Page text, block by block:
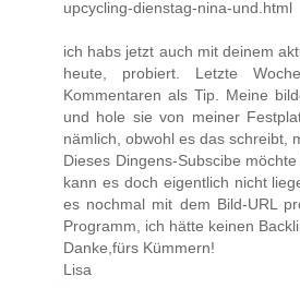
upcycling-dienstag-nina-und.html
ich habs jetzt auch mit deinem
heute, probiert. Letzte
Kommentaren als Tip. Meine
und hole sie von meiner
nämlich, obwohl es das schreibt,
Dieses Dingens-Subscibe
kann es doch eigentlich nicht
es nochmal mit dem Bild-URL
Programm, ich hätte keinen
Danke,fürs Kümmern!
Lisa